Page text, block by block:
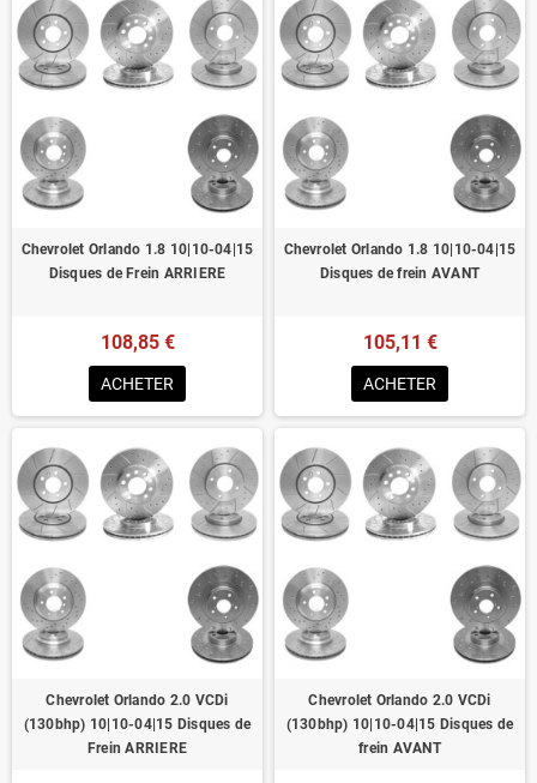
Dimensions d'origine respectées
Installation en lieu et place.
Homologué pour le contrôle technique
Chevrolet Orlando 1.8 10|10-04|15
Disques de Frein ARRIERE
108,85 €
ACHETER
Chevrolet Orlando 1.8 10|10-04|15
Disques de frein AVANT
105,11 €
ACHETER
Chevrolet Orlando 2.0 VCDi
(130bhp) 10|10-04|15 Disques de
Frein ARRIERE
Chevrolet Orlando 2.0 VCDi
(130bhp) 10|10-04|15 Disques de
frein AVANT